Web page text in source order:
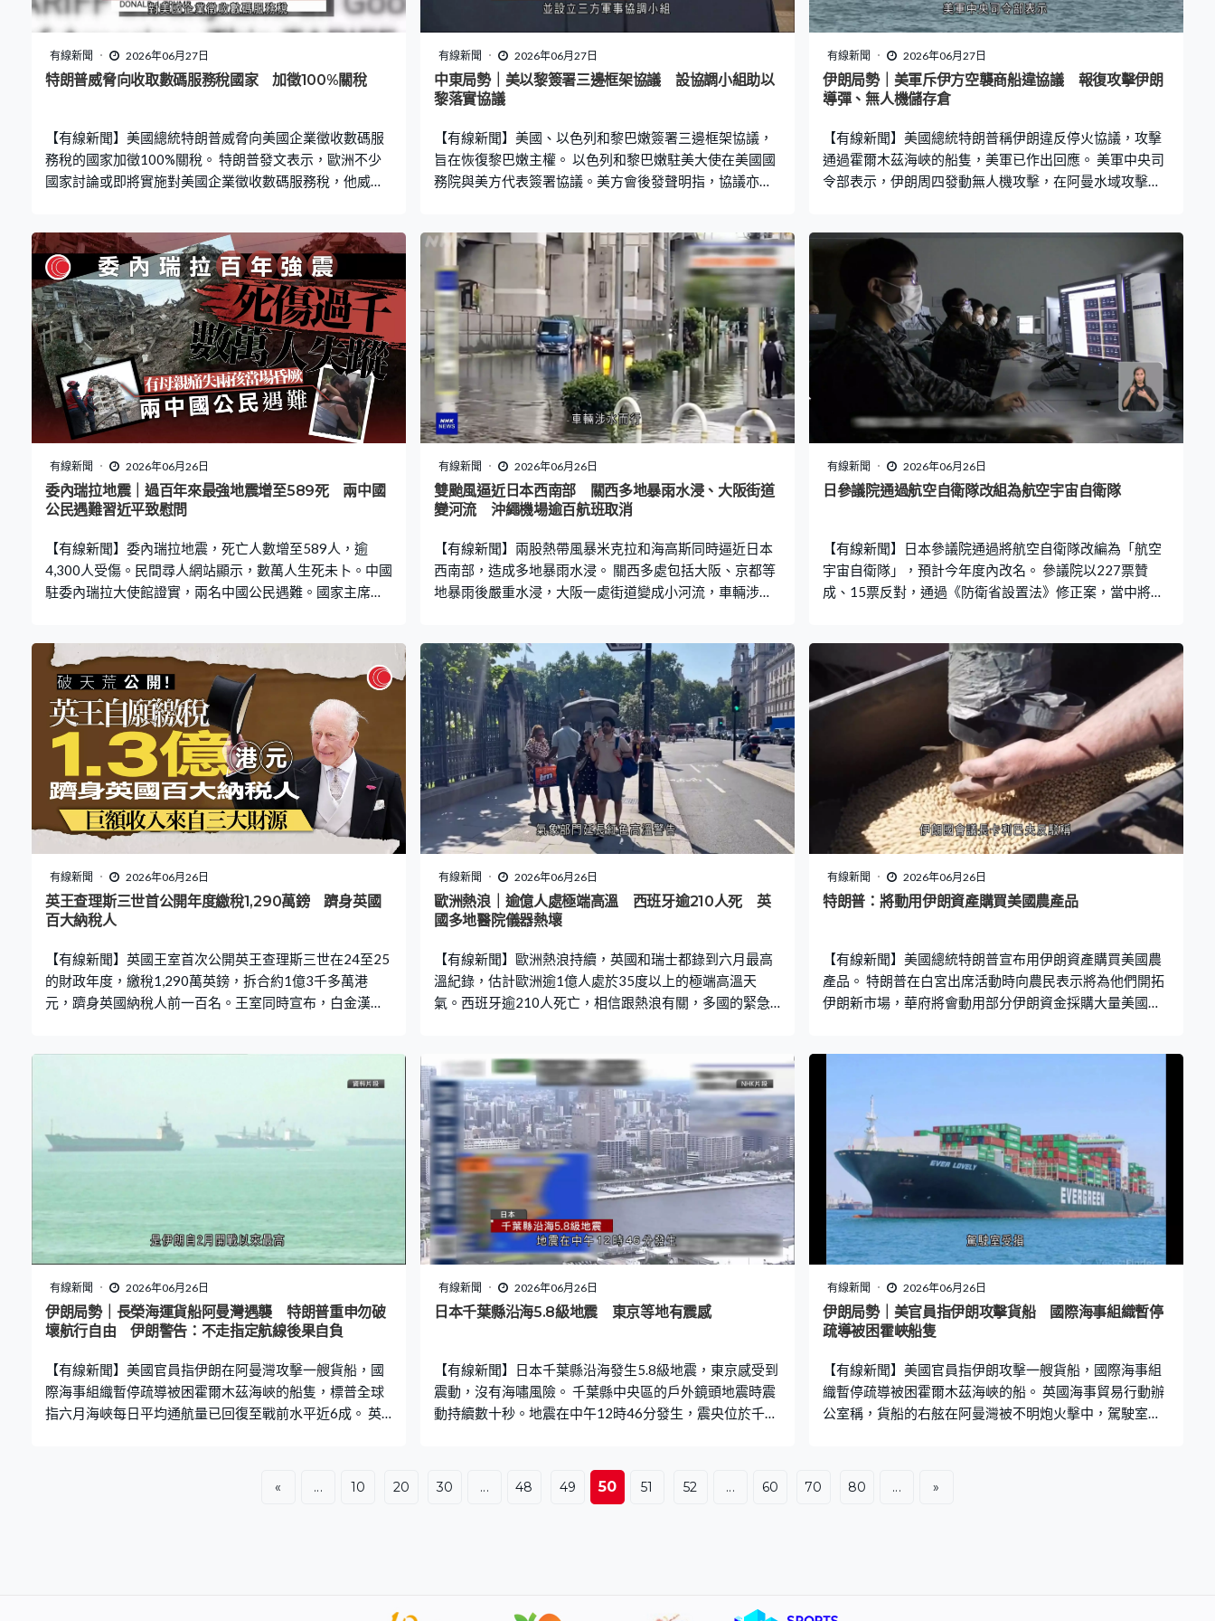
有線新聞 2026年06月27日
特朗普威脅向收取數碼服務稅國家 加徵100%關稅
【有線新聞】美國總統特朗普威脅向美國企業徵收數碼服
務稅的國家加徵100%關稅。 特朗普發文表示，歐洲不少
國家討論或即將實施對美國企業徵收數碼服務稅，他威脅
動，強調任何稅收秉持非歧視原則，平等對待任何國家的
企業，已準備好迅速回應任何不合理的單邊措施，同時對
磋商持開放態度。
有線新聞 2026年06月27日
中東局勢｜美以黎簽署三邊框架協議 設協調小組助以
黎落實協議
【有線新聞】美國、以色列和黎巴嫩簽署三邊框架協議，
旨在恢復黎巴嫩主權。 以色列和黎巴嫩駐美大使在美國國
務院與美方代表簽署協議。美方會後發聲明指，協議亦旨
巴嫩武裝部隊能力，並與聯合國協調提供1億美元人道援
助。 以色列總理內塔尼亞胡稱，軍方會繼續駐留在黎巴嫩
南部的安全區內，直至真主黨解除武裝消除所有針對以色
列的威脅。
有線新聞 2026年06月27日
伊朗局勢｜美軍斥伊方空襲商船違協議 報復攻擊伊朗
導彈、無人機儲存倉
【有線新聞】美國總統特朗普稱伊朗違反停火協議，攻擊
通過霍爾木茲海峽的船隻，美軍已作出回應。 美軍中央司
令部表示，伊朗周四發動無人機攻擊，在阿曼水域攻擊一
達站。特朗普較早前則發文，指伊朗至少發射四架無人機
攻擊通過霍爾木茲海峽的船隻，其中一架擊中一艘大型商
船的上層甲板雖然造成損毀，但船隻仍能繼續航行，另外
三架無人機則被美軍擊落。
有線新聞 2026年06月26日
委內瑞拉地震｜過百年來最強地震增至589死 兩中國
公民遇難習近平致慰問
【有線新聞】委內瑞拉地震，死亡人數增至589人，逾
4,300人受傷。民間尋人網站顯示，數萬人生死未卜。中國
駐委內瑞拉大使館證實，兩名中國公民遇難。國家主席習
拉州，民眾連同救援人員和時間競賽，繼續從瓦礫中搜索
生還者。部分人獲救時清醒，搜救人員找回兩名小朋友的
遺體，母親情緒激動。不少人在地震後失蹤，有民眾自發
設立網站，讓家屬登記失蹤親人的資料以便尋人。西班牙
指當地有60多名公民失蹤。 委內瑞拉周三接連發生7.2和
7.5級地震，其中7.5級那次，是當地自1900年以來最強烈
地震。拉瓜伊拉、首都加拉加斯等多地大量建築物倒塌，
民眾流離失所，加上餘震不斷，只能通宵留在室外。委內
瑞拉代總統羅德里格斯，到拉瓜伊拉等災區視察災情，宣
布設立兩億美元重建基金。 多國參與救援，美軍南方司令
部派出人員、運輸機和艦艇到委內瑞拉，華府更承諾提供1
億5,000萬美元援助。墨西哥等多國的救援人員亦抵達委內
瑞拉準備救災，西班牙、意大利等國亦有加入救援。
有線新聞 2026年06月26日
雙颱風逼近日本西南部 關西多地暴雨水浸、大阪街道
變河流 沖繩機場逾百航班取消
【有線新聞】兩股熱帶風暴米克拉和海高斯同時逼近日本
西南部，造成多地暴雨水浸。 關西多處包括大阪、京都等
地暴雨後嚴重水浸，大阪一處街道變成小河流，車輛涉水
交通燈故障失靈，有居民指看到渠口倒灌，令渠蓋彈起。
奈良有河流氾濫，河邊民居水浸波及汽車，居民連忙清理
屋前污泥和積水。 米克拉於星期五接近沖繩，那霸市有店
舖鐵閘被吹爛，那霸機場有超過100班航班取消。預料米
克拉於星期六接近九州至關東地區，海高斯則在同日登陸
東日本地區，周末雨勢持續。氣象廳提醒民眾注意山泥傾
瀉、洪水，以及強風風險。
有線新聞 2026年06月26日
日參議院通過航空自衛隊改組為航空宇宙自衛隊
【有線新聞】日本參議院通過將航空自衛隊改編為「航空
宇宙自衛隊」，預計今年度內改名。 參議院以227票贊
成、15票反對，通過《防衛省設置法》修正案，當中將航
增加一至兩名防衛副大臣，及駐沖繩那霸基地的陸上自衛
隊第15旅團升格為師團。修正案及相關法案早前已獲眾議
院通過。
有線新聞 2026年06月26日
英王查理斯三世首公開年度繳稅1,290萬鎊 躋身英國
百大納稅人
【有線新聞】英國王室首次公開英王查理斯三世在24至25
的財政年度，繳稅1,290萬英鎊，拆合約1億3千多萬港
元，躋身英國納稅人前一百名。王室同時宣布，白金漢宮
24至25年財政年度繳稅的金額，是1,290萬英鎊，拆合約1
億3千多萬港元。而他自22年9月登基以來，已繳納逾3千
萬鎊稅款，拆合約港元3億1千萬。至於25至26年的稅款仍
在審計，預計明年公布。 相關稅款收入主要來自桑德靈厄
比例，王室未有公布。白金漢宮強調公開繳稅的金額，是
要提高透明度和加強問責。 除了查理斯三世，王儲威廉亦
同步首次公開個人稅款。他在2024至25年度繳稅776萬
鎊，拆合約8千多萬港元，自成為王位第一順位繼承人以
來，累計繳稅超過2000萬鎊。 王室同時宣布，耗資約3.7
億英鎊、為期10年的白金漢宮翻新工程，將於明年完工。
有線新聞 2026年06月26日
歐洲熱浪｜逾億人處極端高溫 西班牙逾210人死 英
國多地醫院儀器熱壞
【有線新聞】歐洲熱浪持續，英國和瑞士都錄到六月最高
溫紀錄，估計歐洲逾1億人處於35度以上的極端高溫天
氣。西班牙逾210人死亡，相信跟熱浪有關，多國的緊急
度，氣象部門延長紅色高溫警告。在倫敦乘搭地鐵和巴
士，一些乘客都要用摺扇或小風扇。 酷熱天氣增加醫療壓
力，倫敦救護服務周三接到逾640宗一級緊急求助電話，
是單日最多，這類求助涉及心臟驟停、呼吸停頓等有性命
危險個案。多間醫院的醫療儀器也抵受不了高溫，部分放
射治療機、磁力共振掃描儀、資訊科技系統及冷卻裝置故
障，多地國民保健署宣布進入緊急狀態。 法國巴黎氣溫稍
為回落至40度以下，但連日破紀錄高溫下，巴黎接收的心
臟驟停個案比平常多4倍，醫院服務接近飽和。市政府擴大
禁酒令，減低健康風險。周五起中午至翌日清晨禁止民眾
在公眾地方飲酒，傍晚起禁止外賣酒精飲品。 熱浪正逐漸
東移至德國、捷克、波蘭等國家，德國可能升至40度，科
少維持至星期六。
有線新聞 2026年06月26日
特朗普：將動用伊朗資產購買美國農產品
【有線新聞】美國總統特朗普宣布用伊朗資產購買美國農
產品。 特朗普在白宮出席活動時向農民表示將為他們開拓
伊朗新市場，華府將會動用部分伊朗資金採購大量美國小
駁稱美國說法不實。
有線新聞 2026年06月26日
伊朗局勢｜長榮海運貨船阿曼灣遇襲 特朗普重申勿破
壞航行自由 伊朗警告：不走指定航線後果自負
【有線新聞】美國官員指伊朗在阿曼灣攻擊一艘貨船，國
際海事組織暫停疏導被困霍爾木茲海峽的船隻，標普全球
指六月海峽每日平均通航量已回復至戰前水平近6成。 英
有線新聞 2026年06月26日
日本千葉縣沿海5.8級地震 東京等地有震感
【有線新聞】日本千葉縣沿海發生5.8級地震，東京感受到
震動，沒有海嘯風險。 千葉縣中央區的戶外鏡頭地震時震
動持續數十秒。地震在中午12時46分發生，震央位於千葉
有3級。 日本連續兩日發生強烈地震，昨日岩手縣外海的
7.2級地震，超過10人受傷。
有線新聞 2026年06月26日
伊朗局勢｜美官員指伊朗攻擊貨船 國際海事組織暫停
疏導被困霍峽船隻
【有線新聞】美國官員指伊朗攻擊一艘貨船，國際海事組
織暫停疏導被困霍爾木茲海峽的船。 英國海事貿易行動辦
公室稱，貨船的右舷在阿曼灣被不明炮火擊中，駕駛室受
« ... 10 20 30 ... 48 49 50 51 52 ... 60 70 80 ... »